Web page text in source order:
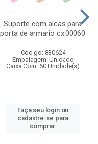
Suporte com alcas para
porta de armario cx:00060
Código: 830624
Embalagem: Unidade
Caixa Com: 60 Unidade(s)
Faça seu login ou
cadastre-se para
comprar.